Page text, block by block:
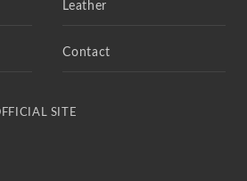
Leather
Contact
SITE